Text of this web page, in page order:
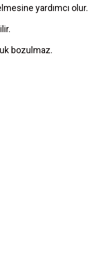
yardımcı olur.
bozulmaz.